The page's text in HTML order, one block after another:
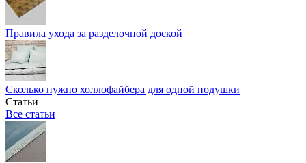
Правила ухода за разделочной доской
Сколько нужно холлофайбера для одной подушки
Статьи
Все статьи